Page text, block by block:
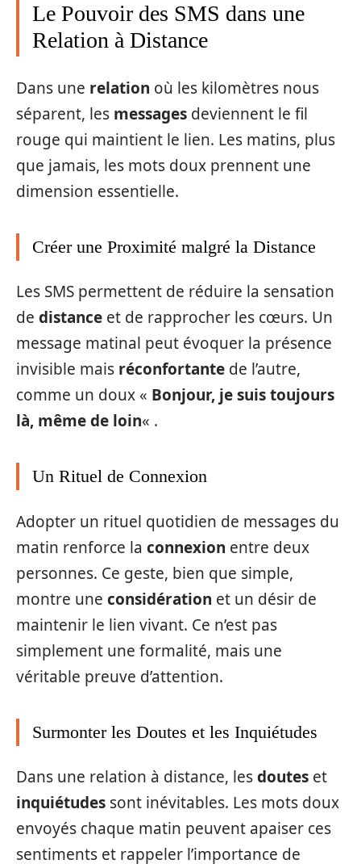
Le Pouvoir des SMS dans une
Relation à Distance
Dans une relation où les kilomètres nous
séparent, les messages deviennent le fil
rouge qui maintient le lien. Les matins, plus
que jamais, les mots doux prennent une
dimension essentielle.
Créer une Proximité malgré la Distance
Les SMS permettent de réduire la sensation
de distance et de rapprocher les cœurs. Un
message matinal peut évoquer la présence
invisible mais réconfortante de l’autre,
comme un doux « Bonjour, je suis toujours
là, même de loin« .
Un Rituel de Connexion
Adopter un rituel quotidien de messages du
matin renforce la connexion entre deux
personnes. Ce geste, bien que simple,
montre une considération et un désir de
maintenir le lien vivant. Ce n’est pas
simplement une formalité, mais une
véritable preuve d’attention.
Surmonter les Doutes et les Inquiétudes
Dans une relation à distance, lesdoutes et
inquiétudes sont inévitables. Les mots doux
envoyés chaque matin peuvent apaiser ces
sentiments et rappeler l’importance de